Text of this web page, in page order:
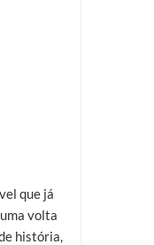
que já
volta
história,